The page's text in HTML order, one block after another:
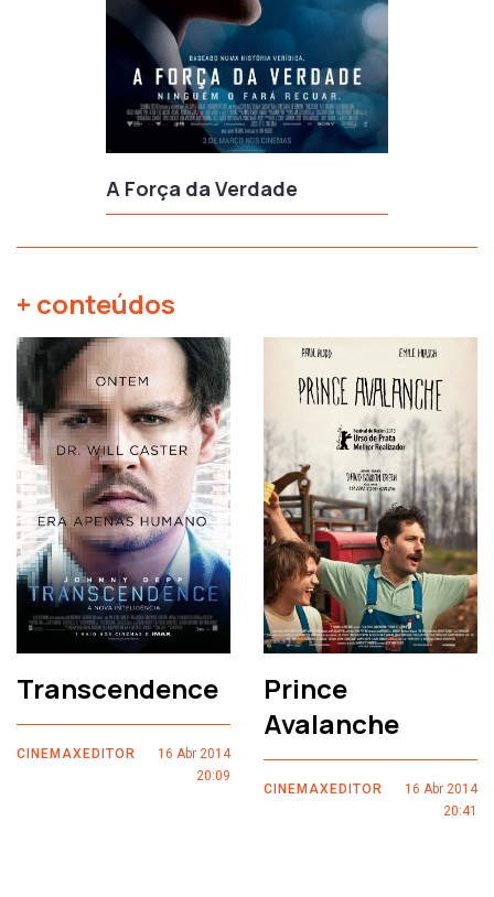
A Força da Verdade
+ conteúdos
Transcendence
CINEMAXEDITOR
16 Abr 2014
20:09
Prince
Avalanche
CINEMAXEDITOR
16 Abr 2014
20:41